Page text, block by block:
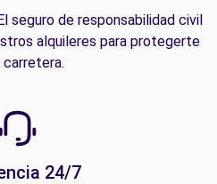
seguro de responsabilidad civil
alquileres para protegerte
carretera.
24/7